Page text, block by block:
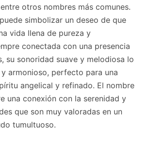
otros nombres más comunes.
simbolizar un deseo de que
vida llena de pureza y
conectada con una presencia
su sonoridad suave y melodiosa lo
armonioso, perfecto para una
angelical y refinado. El nombre
una conexión con la serenidad y
que son muy valoradas en un
tumultuoso.